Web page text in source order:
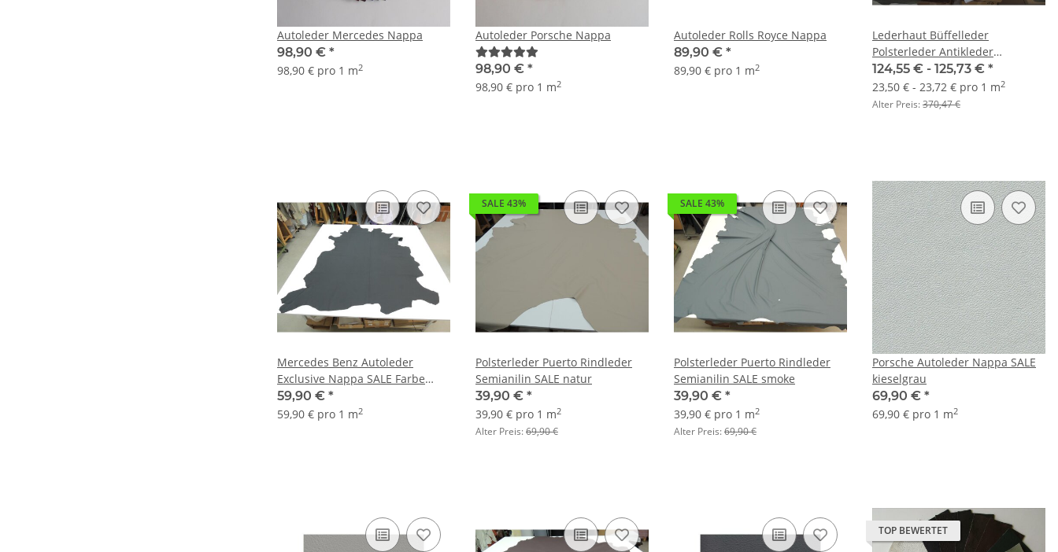
Autoleder Mercedes Nappa
98,90 € *
98,90 € pro 1 m2
Autoleder Porsche Nappa
98,90 € *
98,90 € pro 1 m2
Autoleder Rolls Royce Nappa
89,90 € *
89,90 € pro 1 m2
Lederhaut Büffelleder
Polsterleder Antikleder
schlammgrau
124,55 € - 125,73 € *
23,50 € - 23,72 € pro 1 m2
Alter Preis:370,47 €
Mercedes Benz Autoleder
Exclusive Nappa SALE Farbe
schwarz
59,90 € *
59,90 € pro 1 m2
SALE 43%
Polsterleder Puerto Rindleder
Semianilin SALE natur
39,90 € *
39,90 € pro 1 m2
Alter Preis:69,90 €
SALE 43%
Polsterleder Puerto Rindleder
Semianilin SALE smoke
39,90 € *
39,90 € pro 1 m2
Alter Preis:69,90 €
Porsche Autoleder Nappa SALE
kieselgrau
69,90 € *
69,90 € pro 1 m2
TOP BEWERTET